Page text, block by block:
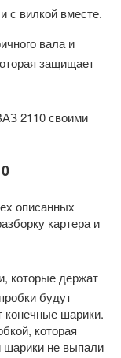
с вилкой вместе.
вала и
защищает
2110 своими
описанных
картера и
которые держат
будут
конечные шарики.
которая
не выпали